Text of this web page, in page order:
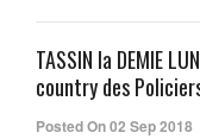
TASSIN la DEMIE
country des
Posted On 02 Sep 2018